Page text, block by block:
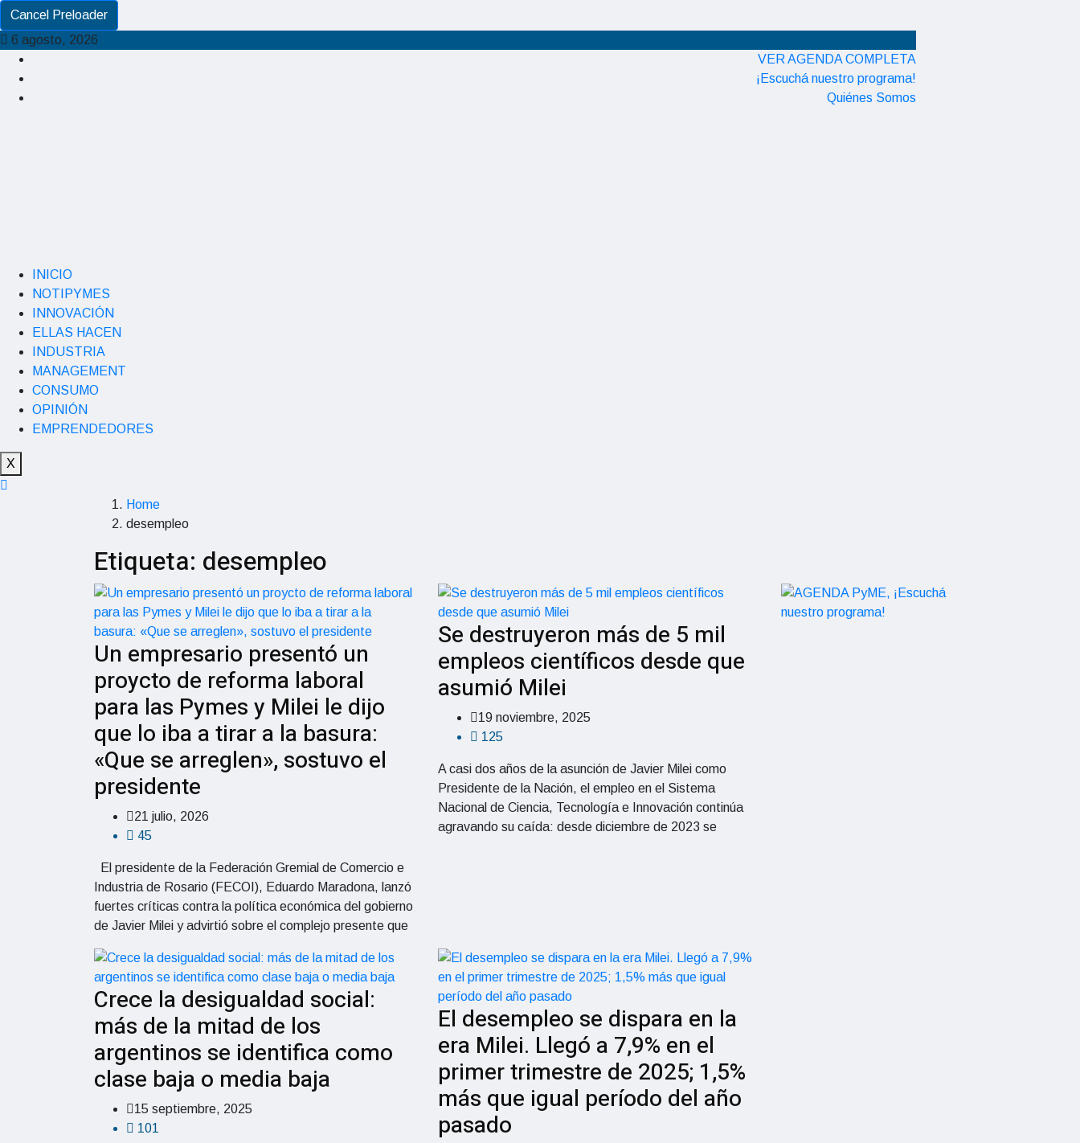
Cancel Preloader
6 agosto, 2026
VER AGENDA COMPLETA
¡Escuchá nuestro programa!
Quiénes Somos
INICIO
NOTIPYMES
INNOVACIÓN
ELLAS HACEN
INDUSTRIA
MANAGEMENT
CONSUMO
OPINIÓN
EMPRENDEDORES
X
Home
desempleo
Etiqueta: desempleo
Un empresario presentó un
proycto de reforma laboral
para las Pymes y Milei le dijo
que lo iba a tirar a la basura:
«Que se arreglen», sostuvo el
presidente
21 julio, 2026
45
El presidente de la Federación Gremial de Comercio e
Industria de Rosario (FECOI), Eduardo Maradona, lanzó
fuertes críticas contra la política económica del gobierno
de Javier Milei y advirtió sobre el complejo presente que
Se destruyeron más de 5 mil
empleos científicos desde que
asumió Milei
19 noviembre, 2025
125
A casi dos años de la asunción de Javier Milei como
Presidente de la Nación, el empleo en el Sistema
Nacional de Ciencia, Tecnología e Innovación continúa
agravando su caída: desde diciembre de 2023 se
Crece la desigualdad social:
más de la mitad de los
argentinos se identifica como
clase baja o media baja
15 septiembre, 2025
101
El desempleo se dispara en la
era Milei. Llegó a 7,9% en el
primer trimestre de 2025; 1,5%
más que igual período del año
pasado